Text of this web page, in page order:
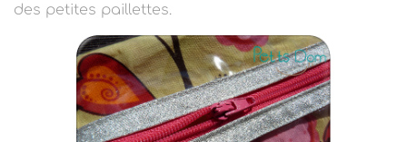
des petites paillettes.